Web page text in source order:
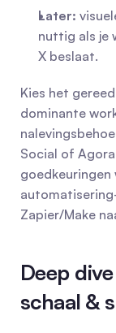
Later:
nuttig als je
X beslaat.
Kies het
dominante
Social of
goedkeuringen
Zapier/Make
Deep
schaal &